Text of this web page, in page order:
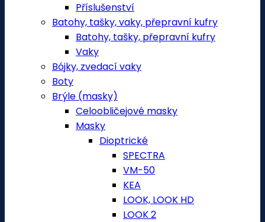
Příslušenství
Batohy, tašky, vaky, přepravní kufry
Batohy, tašky, přepravní kufry
Vaky
Bójky, zvedací vaky
Boty
Brýle (masky)
Celoobličejové masky
Masky
Dioptrické
SPECTRA
VM-50
KEA
LOOK, LOOK HD
LOOK 2